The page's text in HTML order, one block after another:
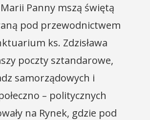
Panny mszą świętą
pod przewodnictwem
ks. Zdzisława
poczty sztandarowe,
samorządowych i
– politycznych
na Rynek, gdzie pod